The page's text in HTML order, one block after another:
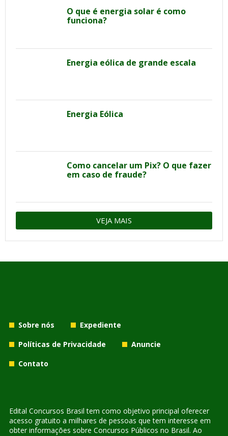
O que é energia solar é como
funciona?
Energia eólica de grande escala
Energia Eólica
Como cancelar um Pix? O que fazer
em caso de fraude?
VEJA MAIS
Sobre nós
Expediente
Políticas de Privacidade
Anuncie
Contato
Edital Concursos Brasil tem como objetivo principal oferecer
acesso gratuito a milhares de pessoas que tem interesse em
obter informações sobre Concursos Públicos no Brasil. Ao